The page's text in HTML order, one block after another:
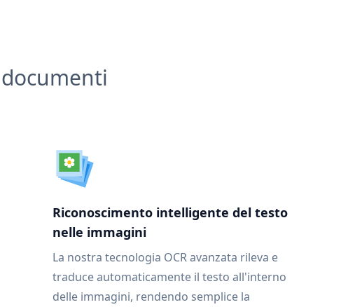
Riconoscimento intelligente del testo
nelle immagini
La nostra tecnologia OCR avanzata rileva e
traduce automaticamente il testo all'interno
delle immagini, rendendo semplice la